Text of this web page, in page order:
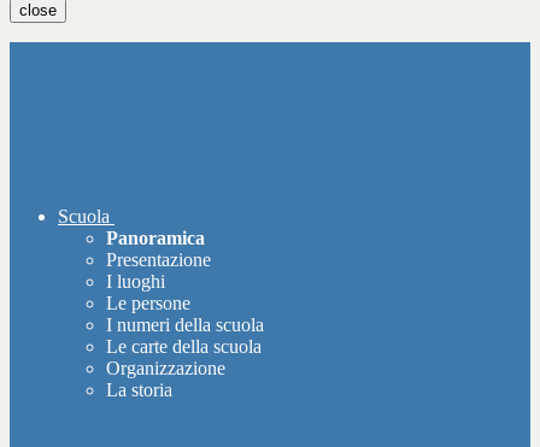
close
Scuola
Panoramica
Presentazione
I luoghi
Le persone
I numeri della scuola
Le carte della scuola
Organizzazione
La storia